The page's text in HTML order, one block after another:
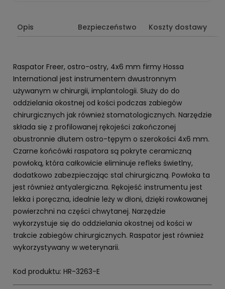
Opis Bezpieczeństwo Koszty dostawy
Raspator Freer, ostro-ostry, 4x6 mm firmy Hossa
International jest instrumentem dwustronnym
używanym w chirurgii, implantologii. Służy do do
oddzielania okostnej od kości podczas zabiegów
chirurgicznych jak również stomatologicznych. Narzędzie
składa się z profilowanej rękojeści zakończonej
obustronnie dłutem ostro-tępym o szerokości 4x6 mm.
Czarne końcówki raspatora są pokryte ceramiczną
powłoką, która całkowicie eliminuje refleks świetlny,
dodatkowo zabezpieczając stal chirurgiczną. Powłoka ta
jest również antyalergiczna. Rękojeść instrumentu jest
lekka i poręczna, idealnie leży w dłoni, dzięki rowkowanej
powierzchni na części chwytanej. Narzędzie
wykorzystuje się do oddzielania okostnej od kości w
trakcie zabiegów chirurgicznych. Raspator jest również
wykorzystywany w weterynarii.
Kod produktu: HR-3263-E